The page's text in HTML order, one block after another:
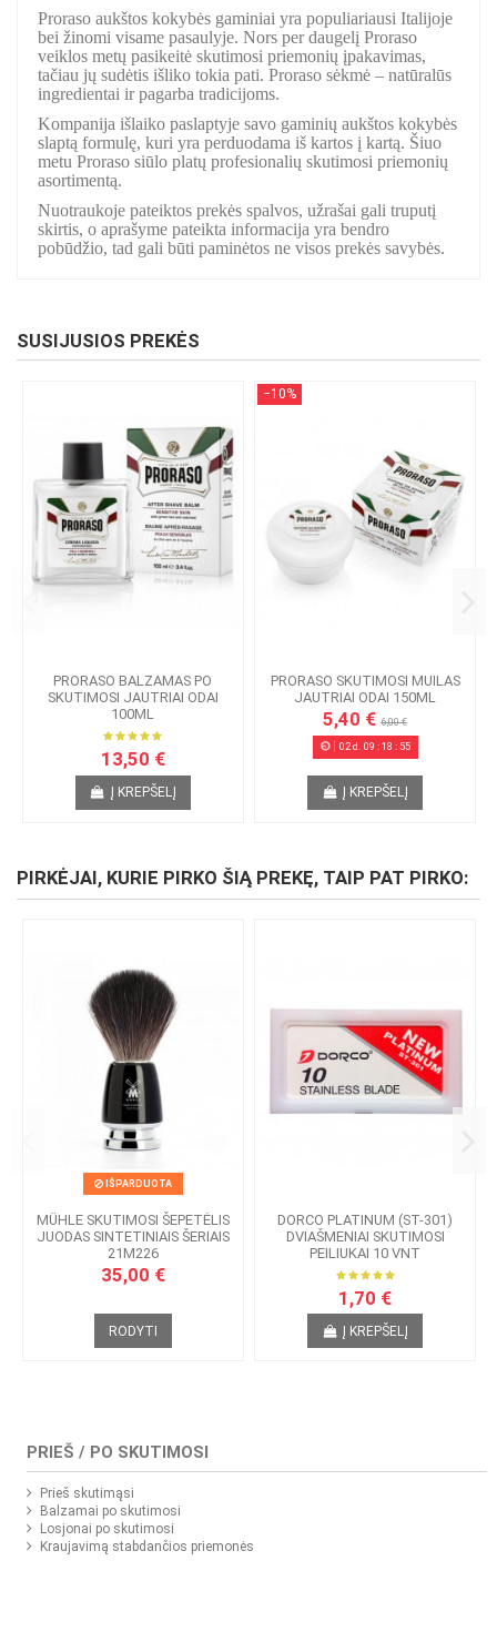
Proraso aukštos kokybės gaminiai yra populiariausi Italijoje
bei žinomi visame pasaulyje. Nors per daugelį Proraso
veiklos metų pasikeitė skutimosi priemonių įpakavimas,
tačiau jų sudėtis išliko tokia pati. Proraso sėkmė – natūralūs
ingredientai ir pagarba tradicijoms.
Kompanija išlaiko paslaptyje savo gaminių aukštos kokybės
slaptą formulę, kuri yra perduodama iš kartos į kartą. Šiuo
metu Proraso siūlo platų profesionalių skutimosi priemonių
asortimentą.
Nuotraukoje pateiktos prekės spalvos, užrašai gali truputį
skirtis, o aprašyme pateikta informacija yra bendro
pobūdžio, tad gali būti paminėtos ne visos prekės savybės.
SUSIJUSIOS PREKĖS
PRORASO BALZAMAS PO
SKUTIMOSI JAUTRIAI ODAI
100ML
13,50 €
Į KREPŠELĮ
−10%
PRORASO SKUTIMOSI MUILAS
JAUTRIAI ODAI 150ML
5,40 €6,00 €
02d. 09 :18 :54
Į KREPŠELĮ
PIRKĖJAI, KURIE PIRKO ŠIĄ PREKĘ, TAIP PAT PIRKO:
IŠPARDUOTA
MÜHLE SKUTIMOSI ŠEPETĖLIS
JUODAS SINTETINIAIS ŠERIAIS
21M226
35,00 €
RODYTI
DORCO PLATINUM (ST-301)
DVIAŠMENIAI SKUTIMOSI
PEILIUKAI 10 VNT
1,70 €
Į KREPŠELĮ
PRIEŠ / PO SKUTIMOSI
Prieš skutimąsi
Balzamai po skutimosi
Losjonai po skutimosi
Kraujavimą stabdančios priemonės